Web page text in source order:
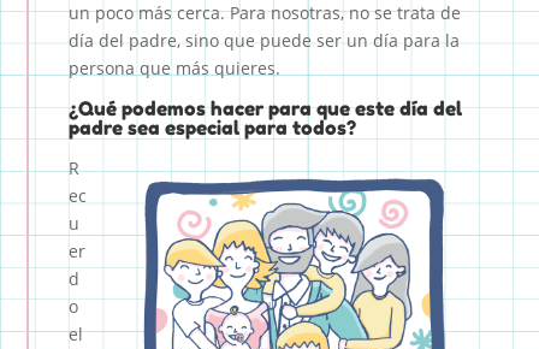
un poco más cerca. Para nosotras, no se trata de
día del padre, sino que puede ser un día para la
persona que más quieres.
¿Qué podemos hacer para que este día del
padre sea especial para todos?
R
ec
u
er
d
o
el